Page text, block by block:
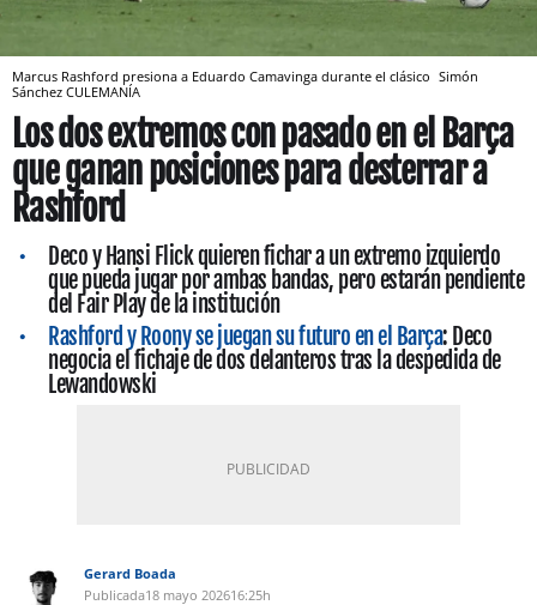
Marcus Rashford presiona a Eduardo Camavinga durante el clásico Simón
Sánchez CULEMANÍA
Los dos extremos con pasado en el Barça
que ganan posiciones para desterrar a
Rashford
Deco y Hansi Flick quieren fichar a un extremo izquierdo
que pueda jugar por ambas bandas, pero estarán pendiente
del Fair Play de la institución
Rashford y Roony se juegan su futuro en el Barça: Deco
negocia el fichaje de dos delanteros tras la despedida de
Lewandowski
Gerard Boada
Publicada18 mayo 202616:25h